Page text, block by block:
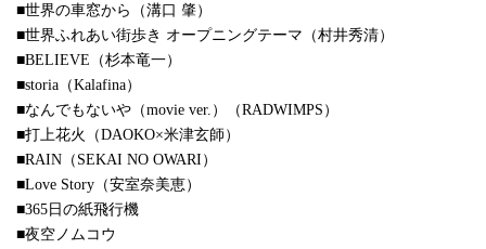
■世界の車窓から（溝口 肇）
■世界ふれあい街歩き オープニングテーマ（村井秀清）
■BELIEVE（杉本竜一）
■storia（Kalafina）
■なんでもないや（movie ver.）（RADWIMPS）
■打上花火（DAOKO×米津玄師）
■RAIN（SEKAI NO OWARI）
■Love Story（安室奈美恵）
■365日の紙飛行機
■夜空ノムコウ